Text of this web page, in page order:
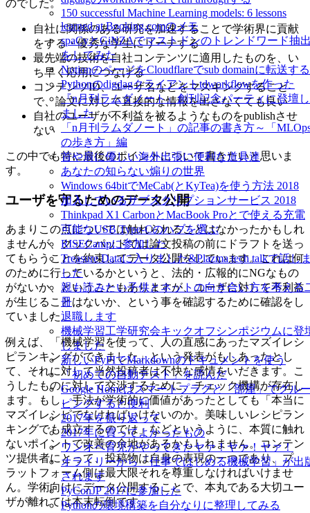
150 successful Machine Learning models: 6 lessons
learned at Booking.comのメモ
spaCyとGiNZAでマストドンのトレンドワード抽
をしてみた
NotionのページをCloudflareでsub domainに転送する
Pythonのdigdagクライアントtdworkflowを作った
『n月刊ラムダノート』創刊記念パーティに登壇し
ました
「n月刊ラムダノート」の記事の書き方～「
の歩き方」編
首や肩に優しい海外出張に便利な道具達
あなたの知らない煽りの世界
Windows 64bitでMeCab(とKyTea)を使う方法 2018
加入しているサブスクリプションサービス 2018
Thinkpad X1 CarbonとMacBook Proとで使える充電
可能なUSB Type-Cのハブを選ぶ
RISECampに参加した
Treasure Dataに入りました&Plazma tech talkで話し
した
親も読みたい子供とネットの向き合い方を考える
冊
退職します
機械学習工学研究会キックオフシンポジウムに登
しました
新しいPyPIでMarkdownのドキュメントを使う
「初めての自動テスト」を読んだ
Google Homeはスマートプラグと「部屋」でグル
ピングすると便利
2017年を振り返って
2017年に買ってよかったもの
ワンオペ育児がやってきたヤァ！ヤァ！ヤァ！
オライリーから「仕事ではじめる機械学習」が出
されます
PyConJP 2017に参加した
Pythonの環境構築を自分なりに整理してみる
のでした。
自社に関係のある研究を加速することで学術界に貢献
をする・優秀な学生にリーチする
最先端の技術を自社コンテンツに適用したものを、い
ち早く応用につなげる
コンテンツID、ユーザ名などをマスキングすること
で、論文に対して直接的な情報を出さなくても良い
自社のユーザが不利益を被るようなものをpublishさせ
ない
この中でも特に最後のポイントについて書きたいと思いま
す。
ユーザを守るためのデータ公開
あまりこの点については触れられることはなかったかもしれ
ませんが、クックパッドでは論文投稿の前にドラフトを送っ
てもらうことを約束してデータ公開をしています。これは何
のために行っているかというと、法的・広報的にNGなもの
がないか、ということもありますが、ユーザに対して不利益
が生じることはないか、という事を確認するために確認をし
ていました。
例えば、「機械学習を使って、人の直感にあったマズイレシ
ピランキングができました」という発表がもしあったとし
て、それに対して当然投稿者は不快な感情をいだきます。こ
うしたものに対して交渉するために、チェック機構が存在し
ます。もし、手法が学術的に価値があったとしても「本当に
マズイレシピでなければいけないのか。美味しいレシピラン
キングでも成立するのでは」などというように、本質に触れ
ないポイントで改善の余地があるかもしれません。コンテン
ツ提供者にとって、投稿物は自身の表現の一つであり、プ
ラットフォーム側は最大限それを尊重しなければいけませ
ん。学術向けにデータ公開することで、本丸である大切ユー
ザが離れては本末転倒です。